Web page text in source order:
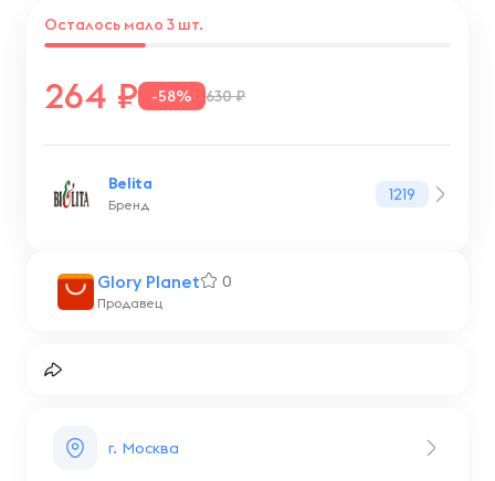
Glory Planet 0
Продавец
264 -58% 630 ₽
Осталось мало 3 шт.
Belita
Бренд
1219
г. Москва